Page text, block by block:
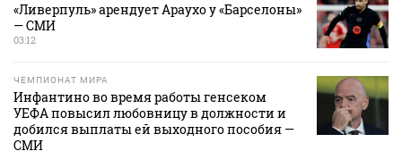
«Ливерпуль» арендует Араухо у «Барселоны»
— СМИ
03:12
ЧЕМПИОНАТ МИРА
Инфантино во время работы генсеком
УЕФА повысил любовницу в должности и
добился выплаты ей выходного пособия —
СМИ